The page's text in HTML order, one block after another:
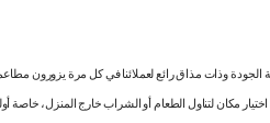
الجودة وذات مذاق رائع لعملائنا في كل مرة يزورون
مكان لتناول الطعام أو الشراب خارج المنزل، خاصة